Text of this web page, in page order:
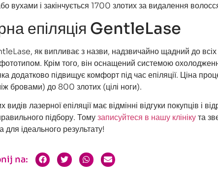
вухами і закінчується 1700 злотих за видалення волосся
епіляція GentleLase
як випливає з назви, надзвичайно щадний до всіх
Крім того, він оснащений системою
додатково підвищує комфорт під час епіляції. Ціна
бровами) до 800 злотих (цілі ноги).
видів лазерної епіляції має відмінні відгуки покупців і
підбору. Томузаписуйтеся в нашу клінікута
для ідеального результату!
na: